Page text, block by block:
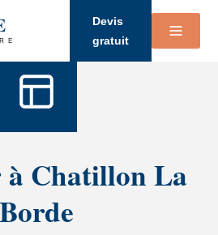
Devis
gratuit
Chatillon La
Borde